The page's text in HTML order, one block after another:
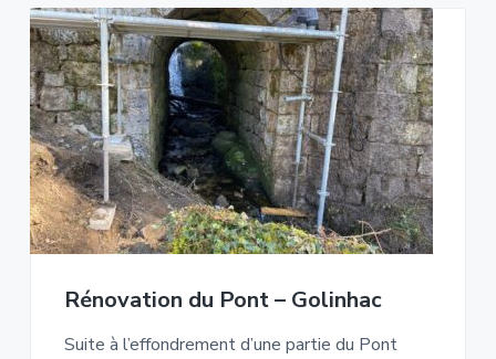
Rénovation du Pont – Golinhac
Suite à l’effondrement d’une partie du Pont